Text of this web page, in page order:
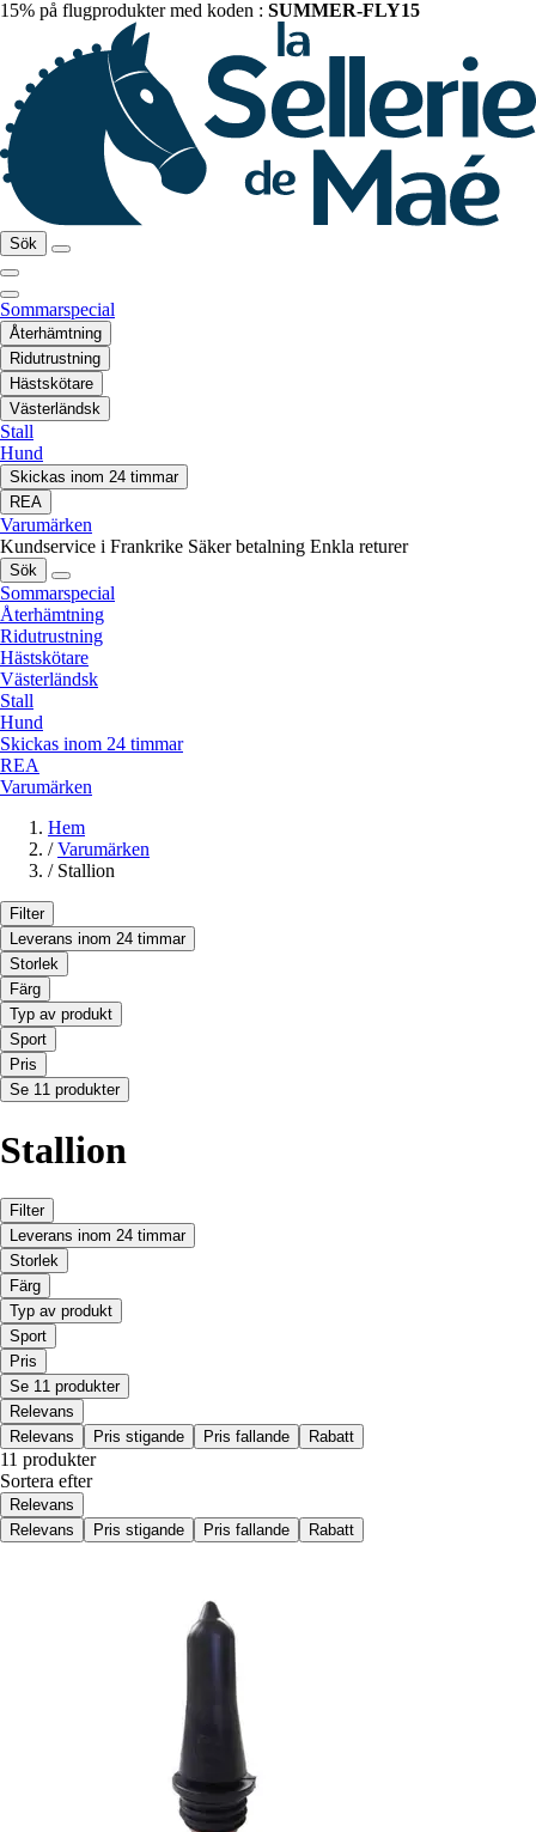
15% på flugprodukter med koden : SUMMER-FLY15
Sök
Sommarspecial
Återhämtning
Ridutrustning
Hästskötare
Västerländsk
Stall
Hund
Skickas inom 24 timmar
REA
Varumärken
Kundservice i Frankrike Säker betalning Enkla returer
Sök
Sommarspecial
Återhämtning
Ridutrustning
Hästskötare
Västerländsk
Stall
Hund
Skickas inom 24 timmar
REA
Varumärken
Hem
/ Varumärken
/ Stallion
Filter
Leverans inom 24 timmar
Storlek
Färg
Typ av produkt
Sport
Pris
Se 11 produkter
Stallion
Filter
Leverans inom 24 timmar
Storlek
Färg
Typ av produkt
Sport
Pris
Se 11 produkter
Relevans
Relevans
Pris stigande Pris fallande Rabatt
11 produkter
Sortera efter
Relevans
Relevans
Pris stigande Pris fallande Rabatt